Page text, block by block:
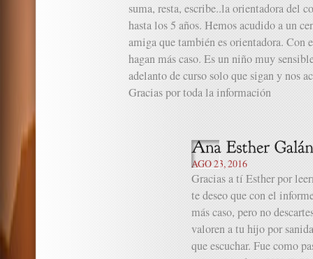
suma, resta, escribe..la orientadora del
hasta los 5 años. Hemos acudido a un
amiga que también es orientadora. Con
hagan más caso. Es un niño muy
adelanto de curso solo que sigan y nos
Gracias por toda la información
AGO 23, 2016
Gracias a tí Esther por
te deseo que con el
más caso, pero no
valoren a tu hijo por
que escuchar. Fue como